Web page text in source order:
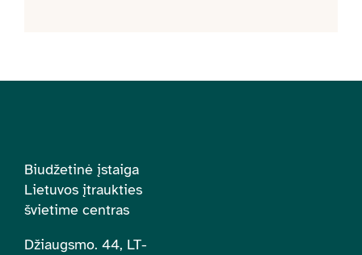
Biudžetinė įstaiga
Lietuvos įtraukties
švietime centras
Džiaugsmo. 44, LT-